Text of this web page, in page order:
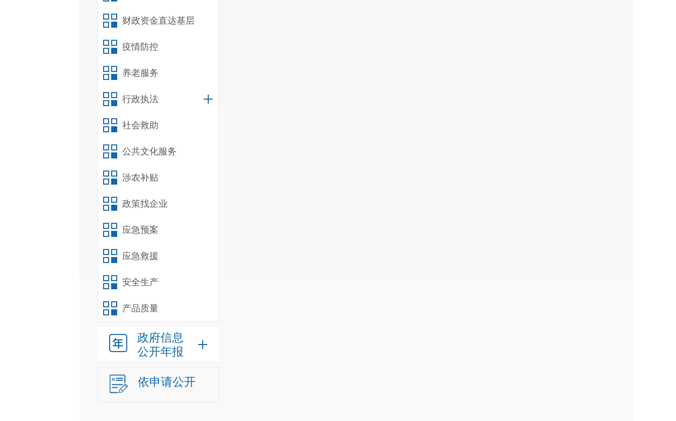
财政资金直达基层
疫情防控
养老服务
行政执法
社会救助
公共文化服务
涉农补贴
政策找企业
应急预案
应急救援
安全生产
产品质量
政府信息
公开年报
依申请公开